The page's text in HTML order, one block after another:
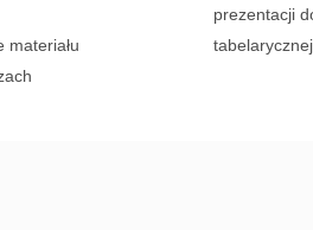
materiału
prezentacji
tabelarycznej.